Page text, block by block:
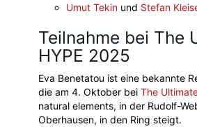
Umut Tekin und Stefan
Teilnahme bei The
HYPE 2025
Eva Benetatou ist eine bekannte
die am 4. Oktober bei The
natural elements, in der Rudolf-
Oberhausen, in den Ring steigt.